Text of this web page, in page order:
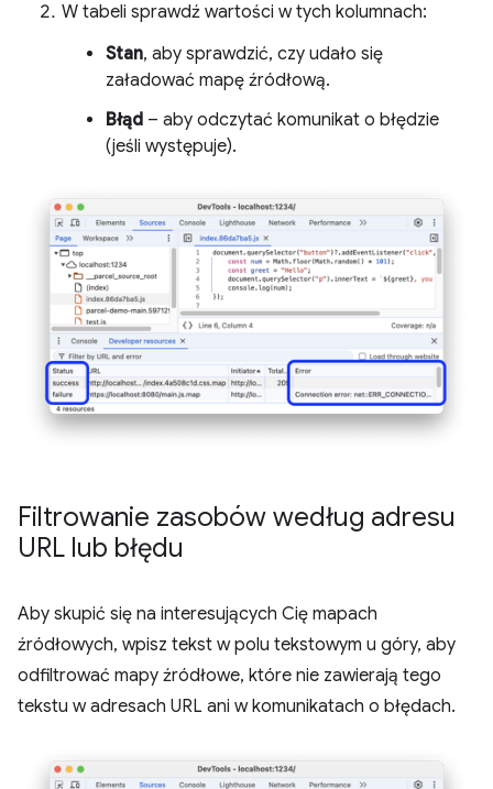
W tabeli sprawdź wartości w tych kolumnach:
Stan, aby sprawdzić, czy udało się
załadować mapę źródłową.
Błąd – aby odczytać komunikat o błędzie
(jeśli występuje).
Filtrowanie zasobów według adresu
URL lub błędu
Aby skupić się na interesujących Cię mapach
źródłowych, wpisz tekst w polu tekstowym u góry, aby
odfiltrować mapy źródłowe, które nie zawierają tego
tekstu w adresach URL ani w komunikatach o błędach.